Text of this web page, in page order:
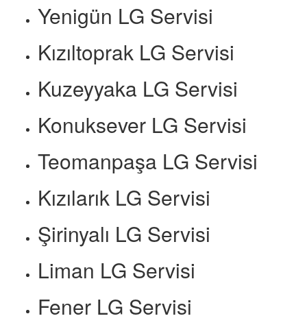
Yenigün LG Servisi
Kızıltoprak LG Servisi
Kuzeyyaka LG Servisi
Konuksever LG Servisi
Teomanpaşa LG Servisi
Kızılarık LG Servisi
Şirinyalı LG Servisi
Liman LG Servisi
Fener LG Servisi